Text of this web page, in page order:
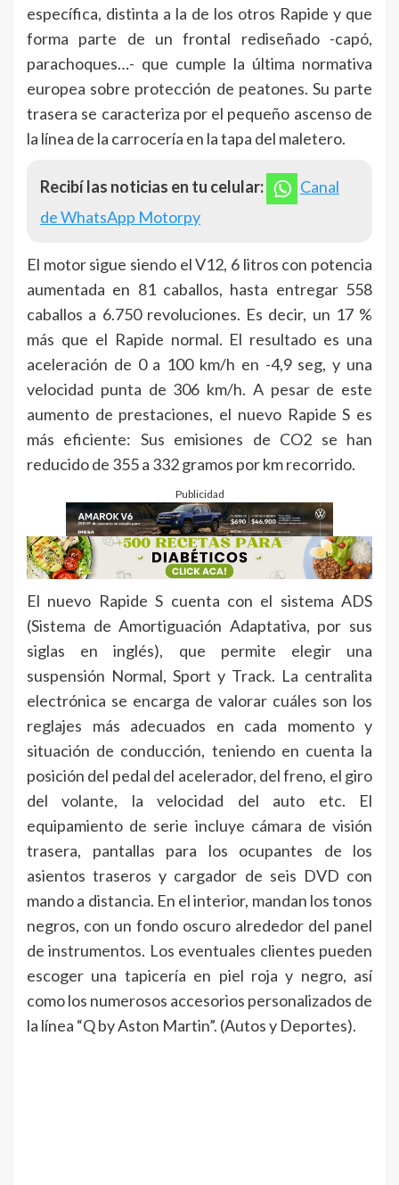
específica, distinta a la de los otros Rapide y que
forma parte de un frontal rediseñado -capó,
parachoques…- que cumple la última normativa
europea sobre protección de peatones. Su parte
trasera se caracteriza por el pequeño ascenso de
la línea de la carrocería en la tapa del maletero.
Recibí las noticias en tu celular:
Canal
de WhatsApp Motorpy
El motor sigue siendo el V12, 6 litros con potencia
aumentada en 81 caballos, hasta entregar 558
caballos a 6.750 revoluciones. Es decir, un 17 %
más que el Rapide normal. El resultado es una
aceleración de 0 a 100 km/h en -4,9 seg, y una
velocidad punta de 306 km/h. A pesar de este
aumento de prestaciones, el nuevo Rapide S es
más eficiente: Sus emisiones de CO2 se han
reducido de 355 a 332 gramos por km recorrido.
Publicidad
El nuevo Rapide S cuenta con el sistema ADS
(Sistema de Amortiguación Adaptativa, por sus
siglas en inglés), que permite elegir una
suspensión Normal, Sport y Track. La centralita
electrónica se encarga de valorar cuáles son los
reglajes más adecuados en cada momento y
situación de conducción, teniendo en cuenta la
posición del pedal del acelerador, del freno, el giro
del volante, la velocidad del auto etc. El
equipamiento de serie incluye cámara de visión
trasera, pantallas para los ocupantes de los
asientos traseros y cargador de seis DVD con
mando a distancia. En el interior, mandan los tonos
negros, con un fondo oscuro alrededor del panel
de instrumentos. Los eventuales clientes pueden
escoger una tapicería en piel roja y negro, así
como los numerosos accesorios personalizados de
la línea “Q by Aston Martin”. (Autos y Deportes).